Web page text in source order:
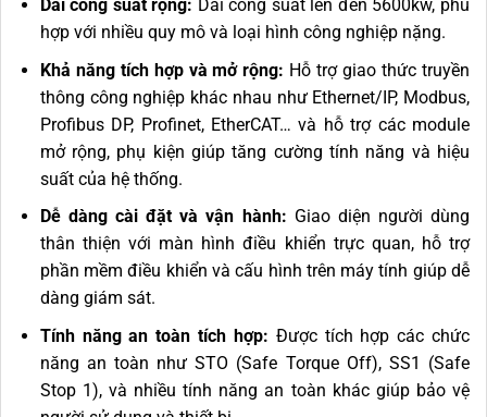
Dải công suất rộng: Dải công suất lên đến 5600kw, phù
hợp với nhiều quy mô và loại hình công nghiệp nặng.
Khả năng tích hợp và mở rộng: Hỗ trợ giao thức truyền
thông công nghiệp khác nhau như Ethernet/IP, Modbus,
Profibus DP, Profinet, EtherCAT… và hỗ trợ các module
mở rộng, phụ kiện giúp tăng cường tính năng và hiệu
suất của hệ thống.
Dễ dàng cài đặt và vận hành: Giao diện người dùng
thân thiện với màn hình điều khiển trực quan, hỗ trợ
phần mềm điều khiển và cấu hình trên máy tính giúp dễ
dàng giám sát.
Tính năng an toàn tích hợp: Được tích hợp các chức
năng an toàn như STO (Safe Torque Off), SS1 (Safe
Stop 1), và nhiều tính năng an toàn khác giúp bảo vệ